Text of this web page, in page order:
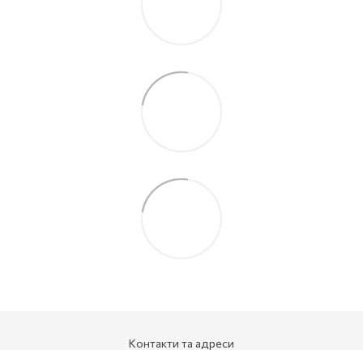
Контакти та адреси